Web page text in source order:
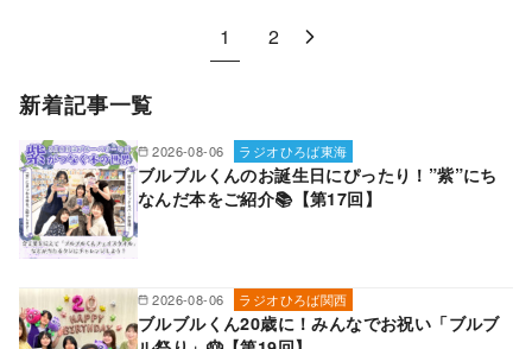
1 2
新着記事一覧
2026-08-06 ラジオひろば東海
ブルブルくんのお誕生日にぴったり！”紫”にち
なんだ本をご紹介📚【第17回】
2026-08-06 ラジオひろば関西
ブルブルくん20歳に！みんなでお祝い「ブルブ